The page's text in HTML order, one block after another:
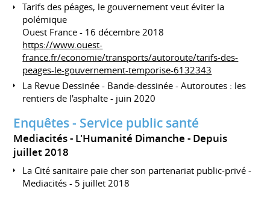
Tarifs des péages, le gouvernement veut éviter la
polémique
Ouest France - 16 décembre 2018
https://www.ouest-
france.fr/economie/transports/autoroute/tarifs-des-
peages-le-gouvernement-temporise-6132343
La Revue Dessinée - Bande-dessinée - Autoroutes : les
rentiers de l'asphalte - juin 2020
Enquêtes - Service public santé
Mediacités - L'Humanité Dimanche
Depuis
juillet 2018
La Cité sanitaire paie cher son partenariat public-privé -
Mediacités - 5 juillet 2018